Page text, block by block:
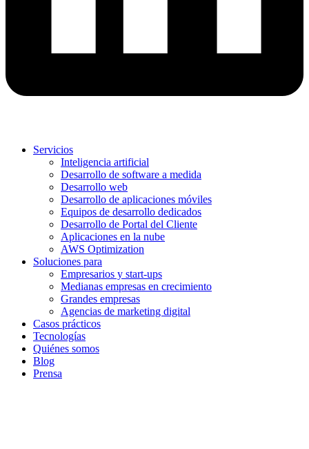
Servicios
Inteligencia artificial
Desarrollo de software a medida
Desarrollo web
Desarrollo de aplicaciones móviles
Equipos de desarrollo dedicados
Desarrollo de Portal del Cliente
Aplicaciones en la nube
AWS Optimization
Soluciones para
Empresarios y start-ups
Medianas empresas en crecimiento
Grandes empresas
Agencias de marketing digital
Casos prácticos
Tecnologías
Quiénes somos
Blog
Prensa